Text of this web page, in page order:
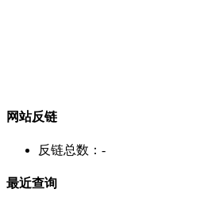
网站反链
反链总数： -
最近查询